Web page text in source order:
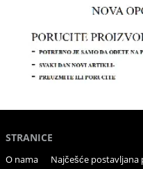
STRANICE
O nama Najčešće postavljana